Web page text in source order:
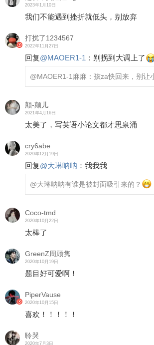
2023年1月10日
我们不能遇到挫折就低头，别放弃
打扰了1234567
2022年11月27日
回复@MAOER1-1 ： 别拐到大调上了
@MAOER1-1 麻麻：孩za快回来，别让
颠-颠儿
2021年4月16日
太美了，写英语小论文都才思泉涌
cry6abe
2020年12月19日
回复@大琳呐呐 ： 我我我
@大琳呐呐有谁是被封面吸引来的？
Coco-tmd
2020年10月22日
太棒了
GreenZ周顾隽
2020年10月19日
题目好可爱啊！
PiperVause
2020年10月15日
喜欢！！！！！
聆哭
2020年7月3日